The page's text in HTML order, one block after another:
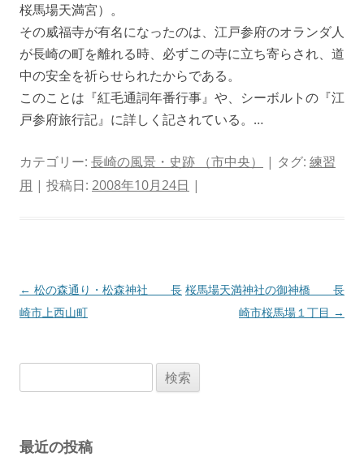
桜馬場天満宮）。
その威福寺が有名になったのは、江戸参府のオランダ人
が長崎の町を離れる時、必ずこの寺に立ち寄らされ、道
中の安全を祈らせられたからである。
このことは『紅毛通詞年番行事』や、シーボルトの『江
戸参府旅行記』に詳しく記されている。…
カテゴリー: 長崎の風景・史跡 （市中央） | タグ: 練習
用 | 投稿日: 2008年10月24日 |
投
稿
ョ
← 松の森通り・松森神社 長
崎市上西山町
桜馬場天満神社の御神橋 長
崎市桜馬場１丁目 →
索:
最近の投稿